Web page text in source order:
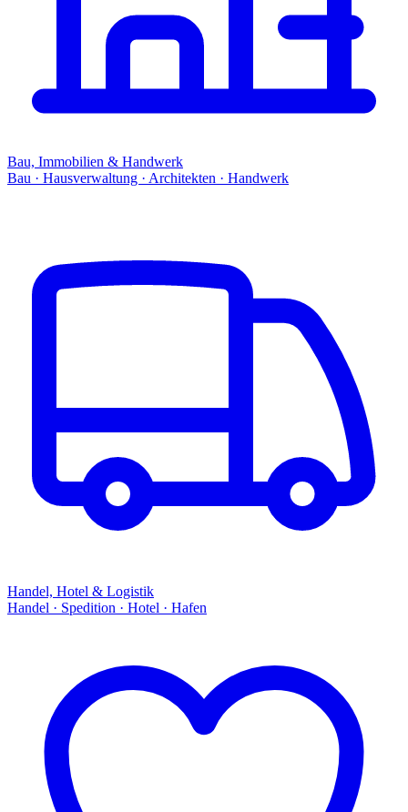
Bau, Immobilien & Handwerk
Bau · Hausverwaltung · Architekten · Handwerk
Handel, Hotel & Logistik
Handel · Spedition · Hotel · Hafen